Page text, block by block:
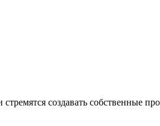
создавать собственные